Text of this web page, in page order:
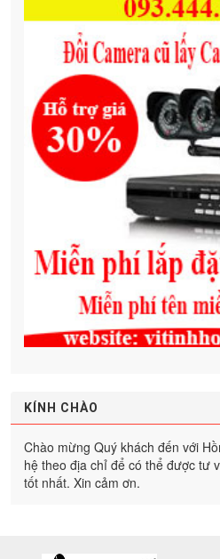
KÍNH CHÀO
Chào mừng Quý khách đến với
hệ theo địa chỉ để có thể được tư
tốt nhất. Xin cảm ơn.